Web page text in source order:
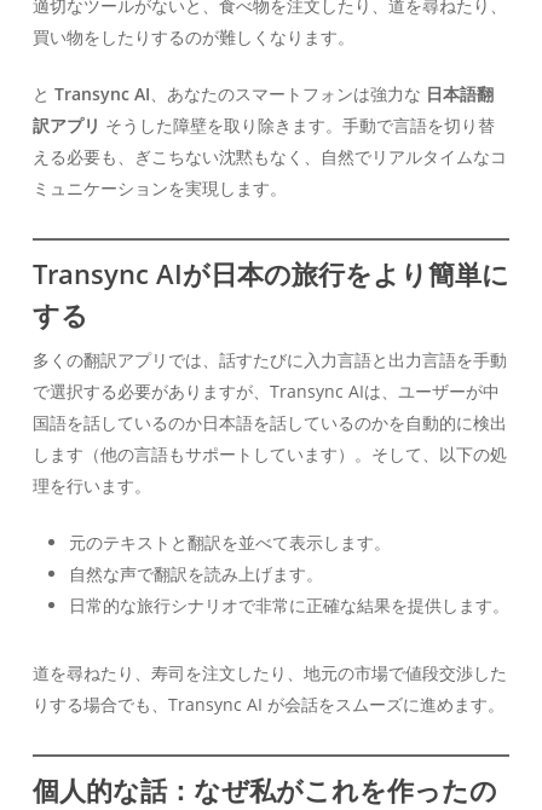
適切なツールがないと、食べ物を注文したり、道を尋ねたり、
買い物をしたりするのが難しくなります。
と Transync AI 、あなたのスマートフォンは強力な 日本語翻
訳アプリ そうした障壁を取り除きます。手動で言語を切り替
える必要も、ぎこちない沈黙もなく、自然でリアルタイムなコ
ミュニケーションを実現します。
Transync AIが日本の旅行をより簡単に
する
多くの翻訳アプリでは、話すたびに入力言語と出力言語を手動
で選択する必要がありますが、Transync AIは、ユーザーが中
国語を話しているのか日本語を話しているのかを自動的に検出
します（他の言語もサポートしています）。そして、以下の処
理を行います。
元のテキストと翻訳を並べて表示します。
自然な声で翻訳を読み上げます。
日常的な旅行シナリオで非常に正確な結果を提供します。
道を尋ねたり、寿司を注文したり、地元の市場で値段交渉した
りする場合でも、Transync AI が会話をスムーズに進めます。
個人的な話：なぜ私がこれを作ったの